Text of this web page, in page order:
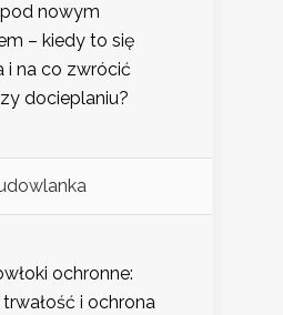
nowym
– kiedy to się
i na co zwrócić
docieplaniu?
ochronne:
trwałość i ochrona